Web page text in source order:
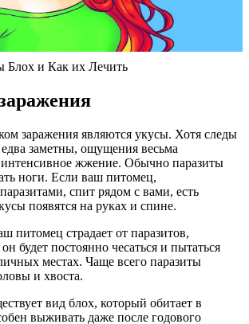
и Как их Лечить
заражения являются укусы. Хотя следы
заметны, ощущения весьма
жжение. Обычно паразиты
ноги. Если ваш питомец,
спит рядом с вами, есть
появятся на руках и спине.
питомец страдает от паразитов,
будет постоянно чесаться и пытаться
местах. Чаще всего паразиты
и хвоста.
вид блох, который обитает в
выживать даже после годового